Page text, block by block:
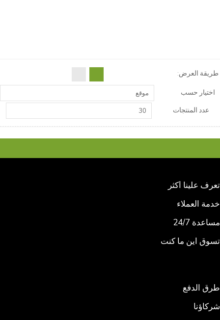
طريقة العرض:
اختيار حسب موقع
عدد المنتجات 30
تعرف علينا أكثر
خدمة العملاء
مساعدة 24/7
تسوق اين ما كنت
طرق الدفع
شركاؤنا